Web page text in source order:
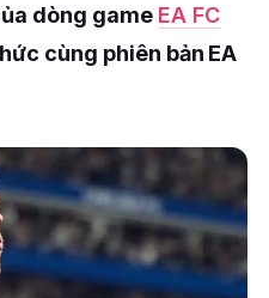
dòng game EA FC
cùng phiên bản EA